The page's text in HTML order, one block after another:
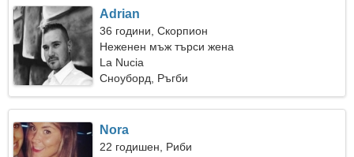
Adrian
36 години, Скорпион
Неженен мъж търси жена
La Nucia
Сноуборд, Ръгби
Nora
22 годишен, Риби